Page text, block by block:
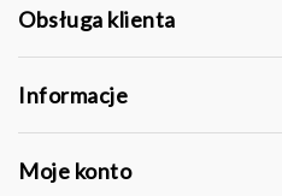
Obsługa klienta
Informacje
Moje konto